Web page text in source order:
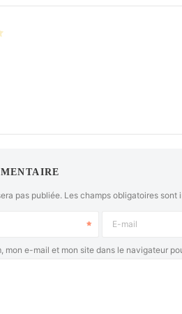
pas publiée. Les champs obligatoires
E-mail
mon e-mail et mon site dans le navigateur